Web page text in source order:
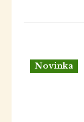
Novinka